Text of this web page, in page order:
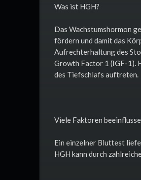
Was ist HGH?
Das Wachstumshormon
fördern und damit das
Aufrechterhaltung des
Growth Factor 1 (IGF-1).
des Tiefschlafs auftreten.
Viele Faktoren
Ein einzelner Bluttest
HGH kann durch